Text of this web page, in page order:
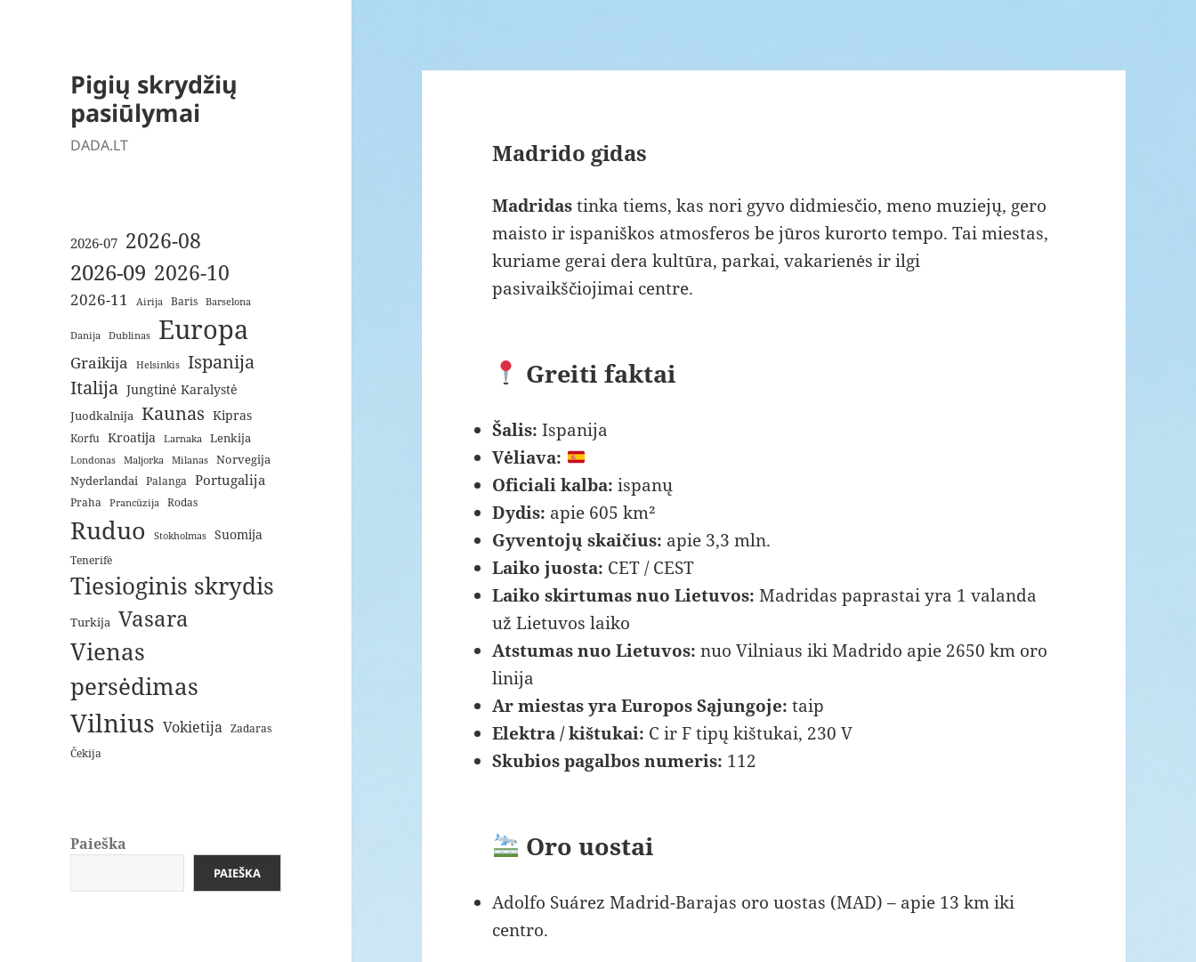
Pigių skrydžių
pasiūlymai
DADA.LT
2026-07 2026-08
2026-09 2026-10
2026-11 Airija Baris Barselona
Danija Dublinas Europa
Graikija Helsinkis
Ispanija
Italija Jungtinė Karalystė
Juodkalnija Kaunas Kipras
Korfu Kroatija Larnaka Lenkija
Londonas Maljorka Milanas
Norvegija
Nyderlandai Palanga Portugalija
Praha Prancūzija Rodas
Ruduo Stokholmas Suomija
Tenerifė
Tiesioginis skrydis
Turkija Vasara
Vienas
persėdimas
Vilnius Vokietija Zadaras
Čekija
Paieška
PAIEŠKA
Madrido gidas
Madridastinka tiems, kas nori gyvo didmiesčio, meno muziejų, gero
maisto ir ispaniškos atmosferos be jūros kurorto tempo. Tai miestas,
kuriame gerai dera kultūra, parkai, vakarienės ir ilgi
pasivaikščiojimai centre.
Greiti faktai
Šalis: Ispanija
Vėliava:
Oficiali kalba: ispanų
Dydis: apie 605 km²
Gyventojų skaičius: apie 3,3 mln.
Laiko juosta: CET / CEST
Laiko skirtumas nuo Lietuvos: Madridas paprastai yra 1 valanda
už Lietuvos laiko
Atstumas nuo Lietuvos: nuo Vilniaus iki Madrido apie 2650 km oro
linija
Ar miestas yra Europos Sąjungoje: taip
Elektra / kištukai: C ir F tipų kištukai, 230 V
Skubios pagalbos numeris: 112
Oro uostai
Adolfo Suárez Madrid-Barajas oro uostas (MAD) – apie 13 km iki
centro.